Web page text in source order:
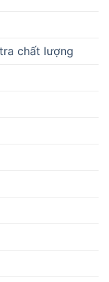
chất lượng